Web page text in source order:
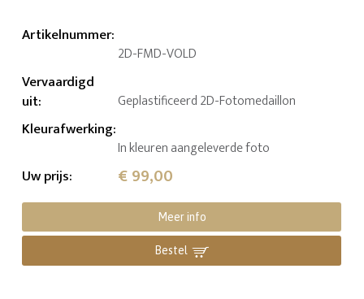
Artikelnummer:
2D-FMD-VOLD
Vervaardigd
uit: Geplastificeerd 2D-Fotomedaillon
Kleurafwerking:
In kleuren aangeleverde foto
Uw prijs: € 99,00
Meer info
Bestel